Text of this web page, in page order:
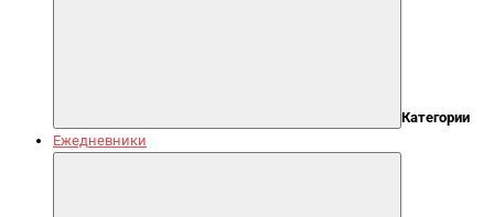
Категории
Ежедневники